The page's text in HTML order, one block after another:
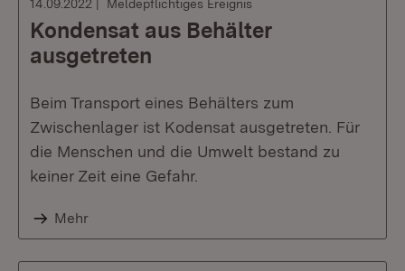
14.09.2022 Meldepflichtiges Ereignis
Kondensat aus Behälter
ausgetreten
Beim Transport eines Behälters zum
Zwischenlager ist Kodensat ausgetreten. Für
die Menschen und die Umwelt bestand zu
keiner Zeit eine Gefahr.
Mehr